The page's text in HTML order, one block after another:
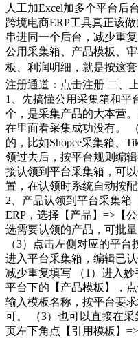
人工加Excel加多个平台后
跨境电商ERP工具真正该
串进同一个后台，减少重
公用采集箱、产品模板、
板、利润明细，就是按这
注册通道：点击注册 二、
1、先搞懂公用采集箱和平
个，是采集产品的大本营
在里面看采集成功没有。
的，比如Shopee采集箱、
领过去后，按平台规则编
接认领到平台采集箱，可
置，在认领时系统自动按
2、产品认领到平台采集箱
ERP，选择【产品】=>【
选需要认领的产品，可批
（3）点击左侧对应的平
进入平台采集箱，编辑已
减少重复填写 （1）进入
平台下的【产品模板】，
输入模板名称，按平台要
可。 （3）也可以直接在
页左下角点【引用模板】